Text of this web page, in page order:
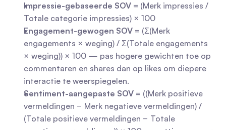
Impressie-gebaseerde SOV = (Merk impressies /
Totale categorie impressies) × 100
Engagement-gewogen SOV = (Σ(Merk
engagements × weging) / Σ(Totale engagements
× weging)) × 100 — pas hogere gewichten toe op
commentaren en shares dan op likes om diepere
interactie te weerspiegelen.
Sentiment-aangepaste SOV = ((Merk positieve
vermeldingen − Merk negatieve vermeldingen) /
(Totale positieve vermeldingen − Totale